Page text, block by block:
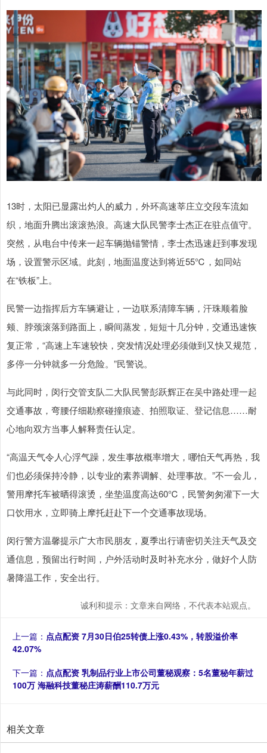
13时，太阳已显露出灼人的威力，外环高速莘庄立交段车流如
织，地面升腾出滚滚热浪。高速大队民警李士杰正在驻点值守。
突然，从电台中传来一起车辆抛锚警情，李士杰迅速赶到事发现
场，设置警示区域。此刻，地面温度达到将近55℃，如同站
在“铁板”上。
民警一边指挥后方车辆避让，一边联系清障车辆，汗珠顺着脸
颊、脖颈滚落到路面上，瞬间蒸发，短短十几分钟，交通迅速恢
复正常，“高速上车速较快，突发情况处理必须做到又快又规范，
多停一分钟就多一分危险。”民警说。
与此同时，闵行交管支队二大队民警彭跃辉正在吴中路处理一起
交通事故，弯腰仔细勘察碰撞痕迹、拍照取证、登记信息……耐
心地向双方当事人解释责任认定。
“高温天气令人心浮气躁，发生事故概率增大，哪怕天气再热，我
们也必须保持冷静，以专业的素养调解、处理事故。”不一会儿，
警用摩托车被晒得滚烫，坐垫温度高达60℃，民警匆匆灌下一大
口饮用水，立即骑上摩托赶赴下一个交通事故现场。
闵行警方温馨提示广大市民朋友，夏季出行请密切关注天气及交
通信息，预留出行时间，户外活动时及时补充水分，做好个人防
暑降温工作，安全出行。
诚利和提示：文章来自网络，不代表本站观点。
上一篇： 点点配资 7月30日伯25转债上涨0.43%，转股溢价率
42.07%
下一篇： 点点配资 乳制品行业上市公司董秘观察：5名董秘年薪过
100万 海融科技董秘庄涛薪酬110.7万元
相关文章